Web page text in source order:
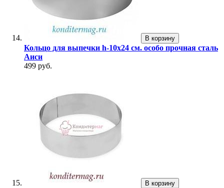
В корзину
Кольцо для выпечки h-10х24 см. особо прочная сталь
Аиси
499 руб.
В корзину